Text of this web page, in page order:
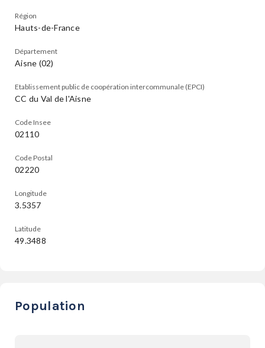
Région
Hauts-de-France
Département
Aisne (02)
Etablissement public de coopération intercommunale (EPCI)
CC du Val de l'Aisne
Code Insee
02110
Code Postal
02220
Longitude
3.5357
Latitude
49.3488
Population